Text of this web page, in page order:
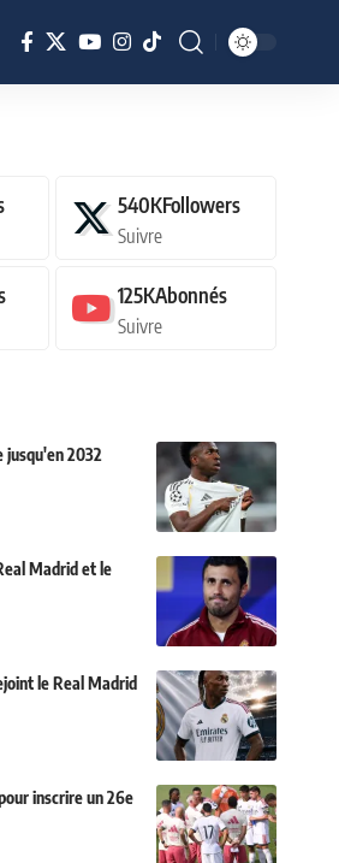
540KFollowers
Suivre
125KAbonnés
Suivre
jusqu'en 2032
Madrid et le
le Real Madrid
inscrire un 26e